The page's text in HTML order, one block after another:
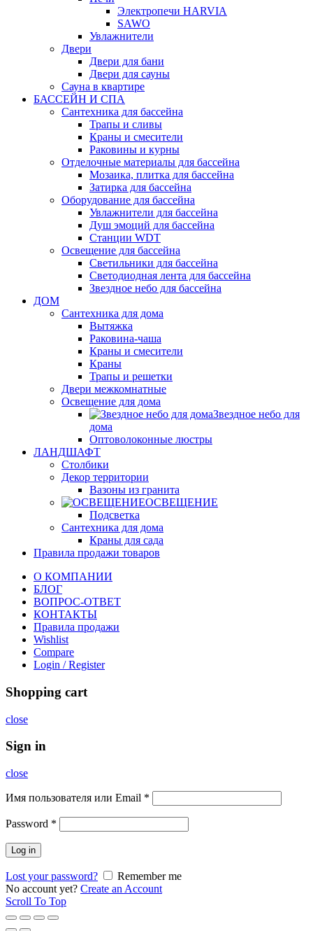
Электропечи HARVIA
SAWO
Увлажнители
Двери
Двери для бани
Двери для сауны
Сауна в квартире
БАССЕЙН И СПА
Сантехника для бассейна
Трапы и сливы
Краны и смесители
Раковины и курны
Отделочные материалы для бассейна
Мозаика, плитка для бассейна
Затирка для бассейна
Оборудование для бассейна
Увлажнители для бассейна
Душ эмоций для бассейна
Станции WDT
Освещение для бассейна
Светильники для бассейна
Светодиодная лента для бассейна
Звездное небо для бассейна
ДОМ
Сантехника для дома
Вытяжка
Раковина-чаша
Краны и смесители
Краны
Трапы и решетки
Двери межкомнатные
Освещение для дома
Звездное небо для
дома
Оптоволоконные люстры
ЛАНДШАФТ
Столбики
Декор территории
Вазоны из гранита
ОСВЕЩЕНИЕ
Подсветка
Сантехника для дома
Краны для сада
Правила продажи товаров
О КОМПАНИИ
БЛОГ
ВОПРОС-ОТВЕТ
КОНТАКТЫ
Правила продажи
Wishlist
Compare
Login / Register
Shopping cart
close
Sign in
close
Имя пользователя или Email *
Password *
Log in
Lost your password?
Remember me
No account yet? Create an Account
Scroll To Top